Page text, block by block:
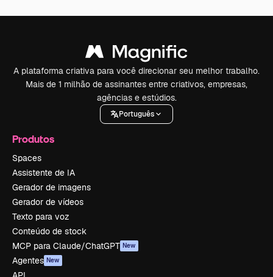
A plataforma criativa para você direcionar seu melhor trabalho.
Mais de 1 milhão de assinantes entre criativos, empresas,
agências e estúdios.
Português
Produtos
Spaces
Assistente de IA
Gerador de imagens
Gerador de vídeos
Texto para voz
Conteúdo de stock
MCP para Claude/ChatGPT New
Agentes New